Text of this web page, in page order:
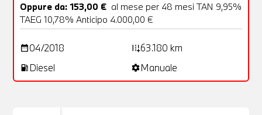
Oppure da: 153,00 € al mese per 48 mesi TAN 9,95%
TAEG 10,78% Anticipo 4.000,00 €
date_range04/2018 add_road63.180 km
local_gas_station Diesel settingsManuale